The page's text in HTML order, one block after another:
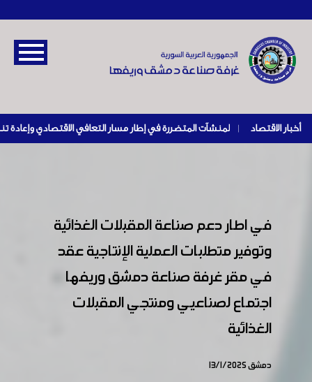
أخبار الاقتصاد |
في اطار دعم صناعة المقبلات الغذائية
وتوفير متطلبات العملية الإنتاجية عقد
في مقر غرفة صناعة دمشق وريفها
اجتماع لصناعيي ومنتجي المقبلات
الغذائية
دمشق 13/1/2025